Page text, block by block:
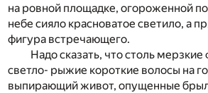
на ровной площадке, огороженной
небе сияло красноватое светило, а
фигура встречающего.
Надо сказать, что столь
светло- рыжие короткие волосы на
выпирающий живот, опущенные